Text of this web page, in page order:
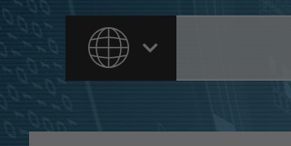
ALLE INHALTE